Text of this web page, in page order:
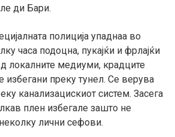
ди Бари.
полиција упаднаа во
часа подоцна, пукајќи и фрлајќи
локалните медиуми, крадците
избегани преку тунел. Се верува
канализацискиот систем. Засега
плен избегале зашто не
лични сефови.